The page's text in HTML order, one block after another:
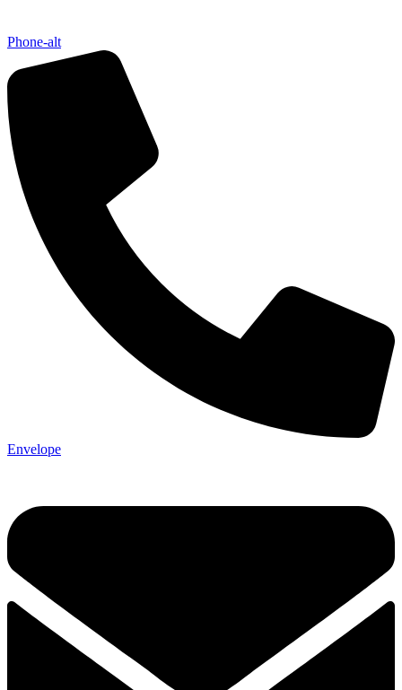
Phone-alt
Envelope